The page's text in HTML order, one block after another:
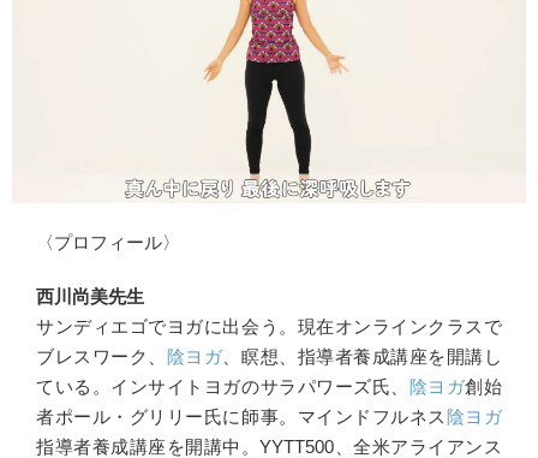
〈プロフィール〉
西川尚美先生
サンディエゴでヨガに出会う。現在オンラインクラスで
ブレスワーク、 陰ヨガ 、瞑想、指導者養成講座を開講し
ている。インサイトヨガのサラパワーズ氏、 陰ヨガ創始
者ポール・グリリー氏に師事。マインドフルネス 陰ヨガ
指導者養成講座を開講中。YYTT500、全米アライアンス